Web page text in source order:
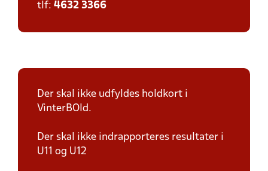
tlf: 4632 3366
Der skal ikke udfyldes holdkort i
VinterBOld.
Der skal ikke indrapporteres resultater i
U11 og U12